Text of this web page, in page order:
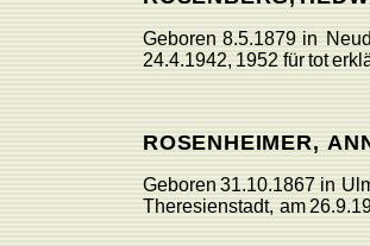
Geboren 8.5.1879 in
24.4.1942,1952fürtot
ROSENHEIMER,
Geboren31.10.1867 in
Theresienstadt, am